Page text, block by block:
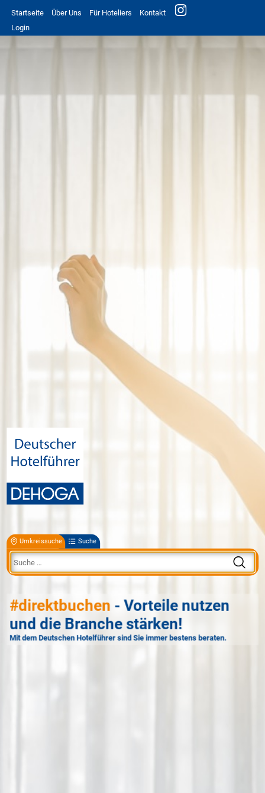
Startseite Über Uns Für Hoteliers
Kontakt
Login
Umkreissuche Suche
#direktbuchen - Vorteile nutzen
und die Branche stärken!
Mit dem Deutschen Hotelführer sind Sie immer bestens beraten.